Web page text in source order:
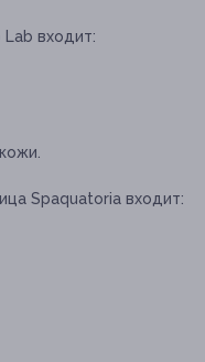
Lab входит:
Spaquatoria входит: